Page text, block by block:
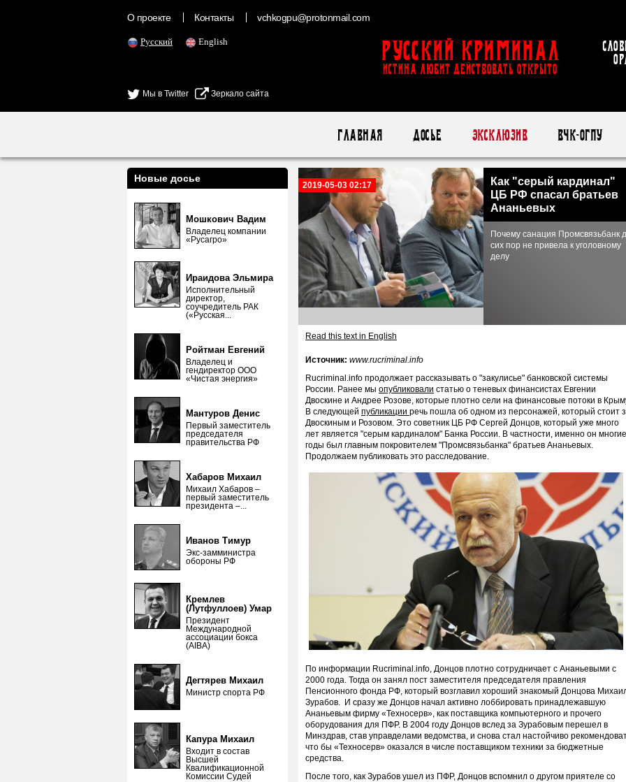
О проекте Контакты vchkogpu@protonmail.com
Русский English
Мы в Twitter Зеркало сайта
Русский Криминал
ИСТИНА ЛЮБИТ ДЕЙСТВОВАТЬ ОТКРЫТО
Главная Досье Эксклюзив ВЧК-ОГПУ
Новые досье
Мошкович Вадим
Владелец компании
«Русагро»
Ираидова Эльмира
Исполнительный
директор,
соучредитель РАК
(«Русская...
Ройтман Евгений
Владелец и
гендиректор ООО
«Чистая энергия»
Мантуров Денис
Первый заместитель
председателя
правительства РФ
Хабаров Михаил
Михаил Хабаров –
первый заместитель
президента –...
Иванов Тимур
Экс-замминистра
обороны РФ
Кремлев
(Лутфуллоев) Умар
Президент
Международной
ассоциации бокса
(AIBA)
Дегтярев Михаил
Министр спорта РФ
Капура Михаил
Входит в состав
Высшей
Квалификационной
Комиссии Судей
2019-05-03 02:17
Как "серый кардинал"
ЦБ РФ спасал братьев
Ананьевых
Почему санация Промсвязьбанк
сих пор не привела к уголовному
делу
Read this text in English
Источник: www.rucriminal.info
Rucriminal.info продолжает рассказывать о "закулисье" банковской системы
России. Ранее мы опубликовали статью о теневых финансистах Евгении
Двоскине и Андрее Розове, которые плотно сели на финансовые потоки в
В следующей публикации речь пошла об одном из персонажей, который стоит
Двоскиным и Розовом. Это советник ЦБ РФ Сергей Донцов, который уже много
лет является "серым кардиналом" Банка России. В частности, именно он многие
годы был главным покровителем "Промсвязьбанка" братьев Ананьевых.
Продолжаем публиковать это расследование.
По информации Rucriminal.info, Донцов плотно сотрудничает с Ананьевыми с
2000 года. Тогда он занял пост заместителя председателя правления
Пенсионного фонда РФ, который возглавил хороший знакомый Донцова
Зурабов. И сразу же Донцов начал активно лоббировать принадлежавшую
Ананьевым фирму «Техносерв», как поставщика компьютерного и прочего
оборудования для ПФР. В 2004 году Донцов вслед за Зурабовым перешел в
Минздрав, став управделами ведомства, и снова стал настойчиво
что бы «Техносерв» оказался в числе поставщиком техники за бюджетные
средства.
После того, как Зурабов ушел из ПФР, Донцов вспомнил о другом приятеле со